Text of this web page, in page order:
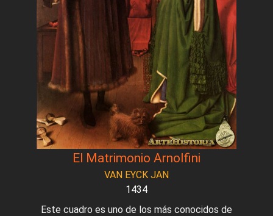
El Matrimonio Arnolfini
VAN EYCK JAN
1434
Este cuadro es uno de los más conocidos de